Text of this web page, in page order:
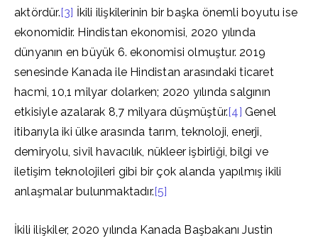
aktördür.[3] İkili ilişkilerinin bir başka önemli boyutu ise
ekonomidir. Hindistan ekonomisi, 2020 yılında
dünyanın en büyük 6. ekonomisi olmuştur. 2019
senesinde Kanada ile Hindistan arasındaki ticaret
hacmi, 10,1 milyar dolarken; 2020 yılında salgının
etkisiyle azalarak 8,7 milyara düşmüştür.[4] Genel
itibarıyla iki ülke arasında tarım, teknoloji, enerji,
demiryolu, sivil havacılık, nükleer işbirliği, bilgi ve
iletişim teknolojileri gibi bir çok alanda yapılmış ikili
anlaşmalar bulunmaktadır.[5]
İkili ilişkiler, 2020 yılında Kanada Başbakanı Justin